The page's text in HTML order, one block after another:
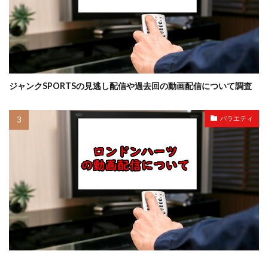
ジャンクSPORTSの見逃し配信や過去回の動画配信について調査
バラエティ